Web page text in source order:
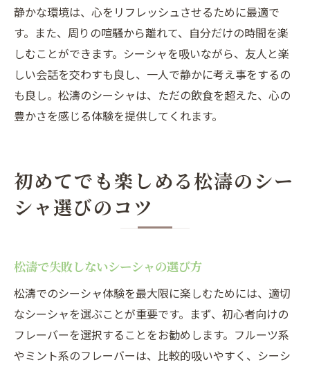
静かな環境は、心をリフレッシュさせるために最適で
す。また、周りの喧騒から離れて、自分だけの時間を楽
しむことができます。シーシャを吸いながら、友人と楽
しい会話を交わすも良し、一人で静かに考え事をするの
も良し。松濤のシーシャは、ただの飲食を超えた、心の
豊かさを感じる体験を提供してくれます。
初めてでも楽しめる松濤のシー
シャ選びのコツ
松濤で失敗しないシーシャの選び方
松濤でのシーシャ体験を最大限に楽しむためには、適切
なシーシャを選ぶことが重要です。まず、初心者向けの
フレーバーを選択することをお勧めします。フルーツ系
やミント系のフレーバーは、比較的吸いやすく、シーシ